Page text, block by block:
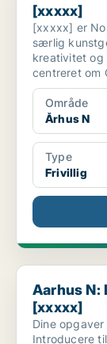
[xxxxx]
[xxxxx] er
særlig
kreativitet og
centreret om
Område
Århus N
Type
Frivillig
Aarhus N: BLIV
Aarhus N:
[xxxxx]
Dine
Introducere